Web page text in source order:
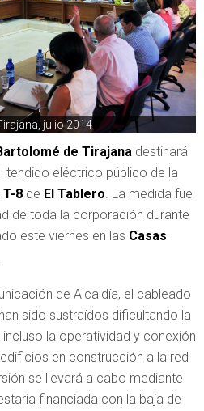
julio 2014
de Tirajana destinará
tendido eléctrico público de la
8 de El Tablero . La medida fue
de toda la corporación durante
este viernes en las Casas
de Alcaldía, el cableado
sido sustraídos dificultando la
la operatividad y conexión
en construcción a la red
se llevará a cabo mediante
financiada con la baja de